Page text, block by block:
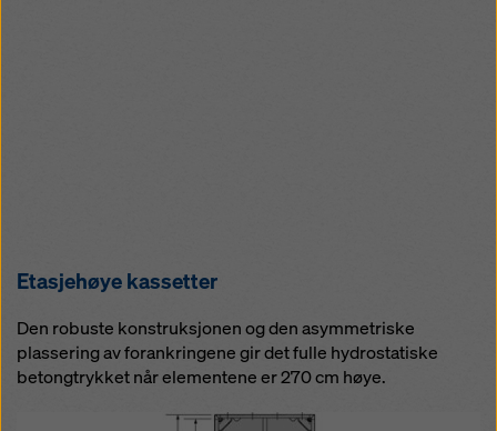
Etasjehøye kassetter
Den robuste konstruksjonen og den asymmetriske
plassering av forankringene gir det fulle hydrostatiske
betongtrykket når elementene er 270 cm høye.